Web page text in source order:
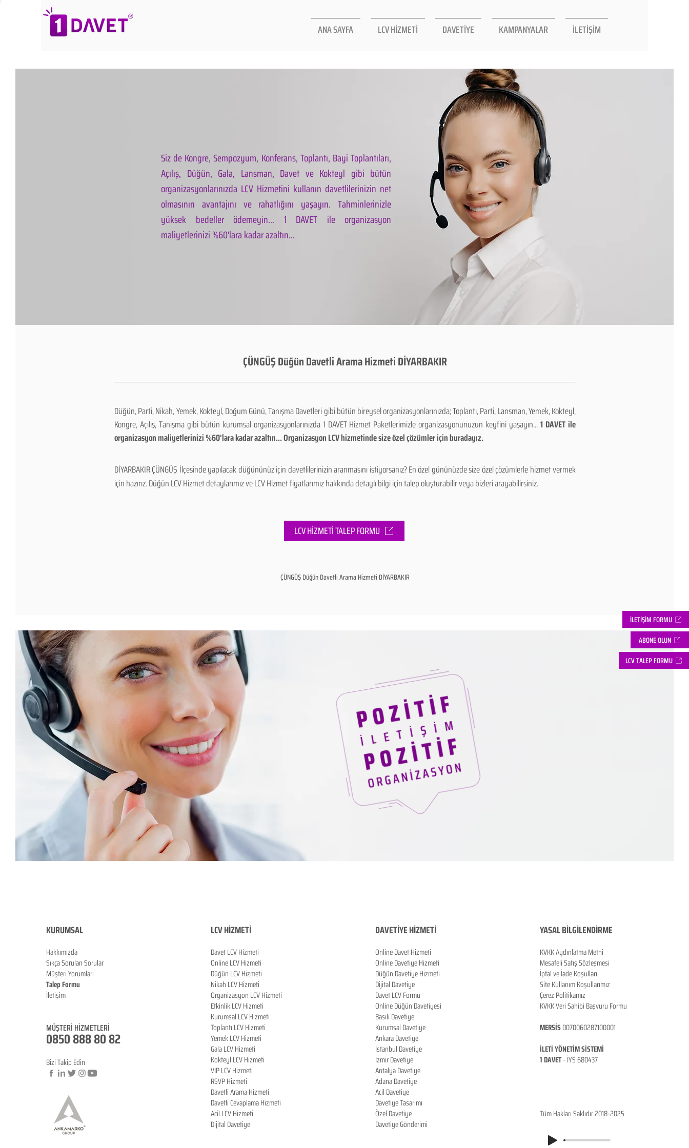
ANA SAYFA LCV HİZMETİ DAVETİYE KAMPANYALAR İLETİŞİM
ABONE OLUN
LCV TALEP FORMU
İLETİŞİM FORMU
Siz de Kongre, Sempozyum, Konferans, Toplantı, Bayi Toplantıları,
Açılış, Düğün, Gala, Lansman, Davet ve Kokteyl gibi bütün
organizasyonlarınızda LCV Hizmetini kullanın davetlilerinizin net
olmasının avantajını ve rahatlığını yaşayın. Tahminlerinizle
yüksek bedeller ödemeyin... 1 DAVET ile organizasyon
maliyetlerinizi %60'lara kadar azaltın...
ÇÜNGÜŞ Düğün Davetli Arama Hizmeti DİYARBAKIR
Düğün, Parti, Nikah, Yemek, Kokteyl, Doğum Günü, Tanışma Davetleri gibi bütün bireysel organizasyonlarınızda; Toplantı, Parti, Lansman, Yemek, Kokteyl,
Kongre, Açılış, Tanışma gibi bütün kurumsal organizasyonlarınızda 1 DAVET Hizmet Paketlerimizle organizasyonunuzun keyfini yaşayın...1 DAVET ile
organizasyon maliyetlerinizi %60'lara kadar azaltın... Organizasyon LCV hizmetinde size özel çözümler için buradayız.
DİYARBAKIR ÇÜNGÜŞ İlçesinde yapılacak düğününüz için davetlilerinizin aranmasını istiyorsanız? En özel gününüzde size özel çözümlerle hizmet vermek
için hazırız. Düğün LCV Hizmet detaylarımız ve LCV Hizmet fiyatlarımız hakkında detaylı bilgi için talep oluşturabilir veya bizleri arayabilirsiniz.
LCV HİZMETİ TALEP FORMU
ÇÜNGÜŞ Düğün Davetli Arama Hizmeti DİYARBAKIR
KURUMSAL
Hakkımızda
Sıkça Sorulan Sorular
Müşteri Yorumları
Talep Formu
İletişim
MÜŞTERİ HİZMETLERİ
0850 888 80 82
Bizi Takip Edin
© Copyright
LCV HİZMETİ
Davet LCV Hizmeti
Online LCV Hizmeti
Düğün LCV Hizmeti
Nikah LCV Hizmeti
Organizasyon LCV Hizmeti
Etkinlik LCV Hizmeti
Kurumsal LCV Hizmeti
Toplantı LCV Hizmeti
Yemek LCV Hizmeti
Gala LCV Hizmeti
Kokteyl LCV Hizmeti
VIP LCV Hizmeti
RSVP Hizmeti
Davetli Arama Hizmeti
Davetli Cevaplama Hizmeti
Acil LCV Hizmeti
Dijital Davetiye
DAVETİYE HİZMETİ
Online Davet Hizmeti
Online Davetiye Hizmeti
Düğün Davetiye Hizmeti
Dijital Davetiye
Davet LCV Formu
Online Düğün Davetiyesi
Basılı Davetiye
Kurumsal Davetiye
Ankara Davetiye
İstanbul Davetiye
İzmir Davetiye
Antalya Davetiye
Adana Davetiye
Acil Davetiye
Davetiye Tasarımı
Özel Davetiye
Davetiye Gönderimi
YASAL BİLGİLENDİRME
KVKK Aydınlatma Metni
Mesafeli Satış Sözleşmesi
İptal ve İade Koşulları
Site Kullanım Koşullarımız
Çerez Politikamız
KVKK Veri Sahibi Başvuru Formu
MERSİS0070060287100001
İLETİ YÖNETİM SİSTEMİ
1 DAVET- İYS 680437
Tüm Hakları Saklıdır 2018-2025